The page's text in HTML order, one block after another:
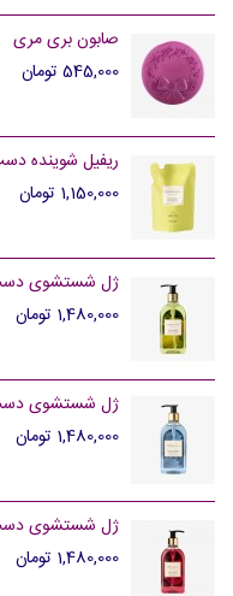
صابون بری مری
545,000 تومان
ریفیل شوینده
1,150,000 تومان
ژل شستشوی دست
1,480,000 تومان
ژل شستشوی دست
1,480,000 تومان
ژل شستشوی
1,480,000 تومان